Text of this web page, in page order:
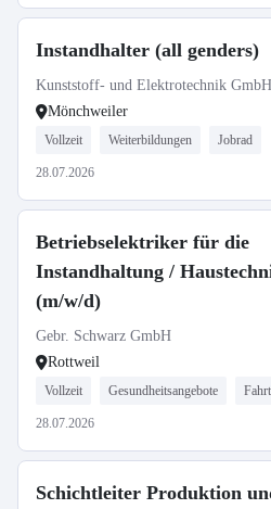
Instandhalter (all genders)
Kunststoff- und Elektrotechnik GmbH
Mönchweiler
Vollzeit Weiterbildungen Jobrad
28.07.2026
Betriebselektriker für die
Instandhaltung /
(m/w/d)
Gebr. Schwarz GmbH
Rottweil
Vollzeit Gesundheitsangebote
28.07.2026
Schichtleiter Produktion